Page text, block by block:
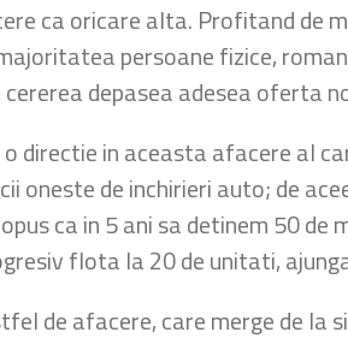
ca oricare alta. Profitand de
persoane fizice,
depasea adesea oferta
directie in aceasta afacere al
oneste de inchirieri auto; de
ca in 5 ani sa detinem 50
flota la 20 de unitati,
de afacere, care merge de la